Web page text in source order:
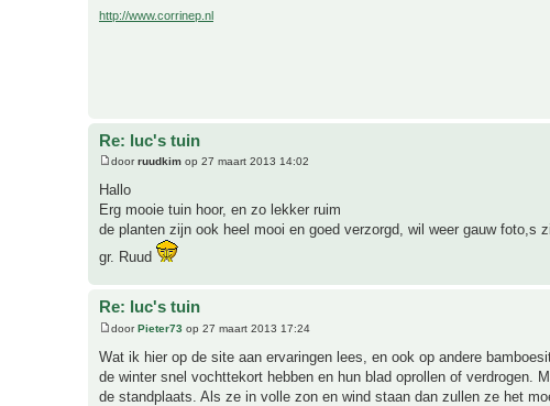
http://www.corrinep.nl
Re: luc's tuin
doorruudkim op 27 maart 2013 14:02
Hallo
Erg mooie tuin hoor, en zo lekker ruim
de planten zijn ook heel mooi en goed verzorgd, wil weer gauw foto,s
gr. Ruud
Re: luc's tuin
doorPieter73 op 27 maart 2013 17:24
Wat ik hier op de site aan ervaringen lees, en ook op andere
de winter snel vochttekort hebben en hun blad oprollen of verdrogen.
de standplaats. Als ze in volle zon en wind staan dan zullen ze het